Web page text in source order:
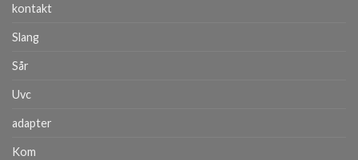
kontakt
Slang
Sår
Uvc
adapter
Kom